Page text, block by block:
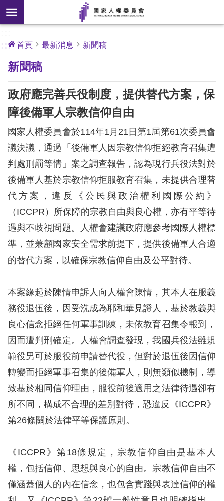
前往主要內容區塊
搜
尋
開
新
]
核
心
人
權
公
約
關
於
本
會
最
新
消
息
人
權
務
核
心
人
權
公
約
情
訴
人
:::
首頁 最新消息 新聞稿
新聞稿
政府應完善兵役制度，提供替代方案，保
障後備軍人宗教信仰自由
國家人權委員會於114年1月21日第1屆第61次委員會
議決議，通過「後備軍人因宗教信仰拒絕教育召集遭
判處刑罰等情」案之調查報告，認為現行兵役法對於
後備軍人基於宗教信仰拒服教育召集，未提供合理替
代方案，違反《公民與政治權利國際公約》
（ICCPR）所保障的宗教自由與良心權，亦有平等待
遇與不歧視問題。人權會建議政府應參考國際人權標
準，並兼顧國家安全需求前提下，提供後備軍人合適
的替代方案，以確保宗教信仰自由及公平對待。
本案緣起於陳情申訴人向人權會陳情，其本人在服義
務役退伍後，因受洗成為耶和華見證人，基於教義與
良心信念拒絕任何軍事訓練，未依教育召集令報到，
因而遭判刑確定。人權會調查發現，我國兵役法雖規
範役男可於服役前申請替代役，但對於退伍後因信仰
轉變而拒絕軍事召集的後備軍人，則無類似機制，導
致基於相同信仰理由，服役前後適用之法律待遇卻有
所不同，構成不合理的差別對待，恐違反《ICCPR》
第26條關於法律平等保護原則。
《ICCPR》第18條規定，宗教信仰自由是基本人
權，包括信仰、思想與良心的自由。宗教信仰自由不
僅涵蓋個人的內在信念，也包含實踐與表達信仰的權